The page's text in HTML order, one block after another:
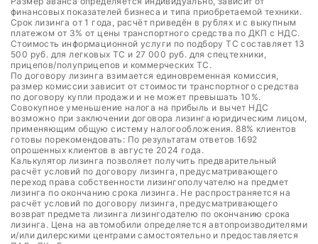
финансовых показателей бизнеса и типа приобретаемой техники.
Срок лизинга от 1 года, расчёт приведён в рублях и с выкупным
платежом от 3% от цены транспортного средства по ДКП с НДС.
Стоимость информационной услуги по подбору ТС составляет 13
500 руб. для легковых ТС и 27 000 руб. для спецтехники,
прицепов/полуприцепов и коммерческих ТС.
По договору лизинга взимается единовременная комиссия,
размер комиссии зависит от стоимости транспортного средства
по договору купли продажи и не может превышать 10%.
Совокупное уменьшение налога на прибыль и вычет НДС
возможно при заключении договора лизинга юридическим лицом,
применяющим общую систему налогообложения. 88% клиентов
готовы порекомендовать: По результатам ответов 1692
опрошенных клиентов в августе 2024 года.
Калькулятор лизинга позволяет получить предварительный
расчёт условий по договору лизинга, предусматривающего
переход права собственности лизингополучателю на предмет
лизинга по окончанию срока лизинга. Не распространяется на
расчёт условий по договору лизинга, предусматривающего
возврат предмета лизинга лизингодателю по окончанию срока
лизинга. Цена на автомобили определяется автопроизводителями
и/или дилерскими центрами самостоятельно и предоставляется